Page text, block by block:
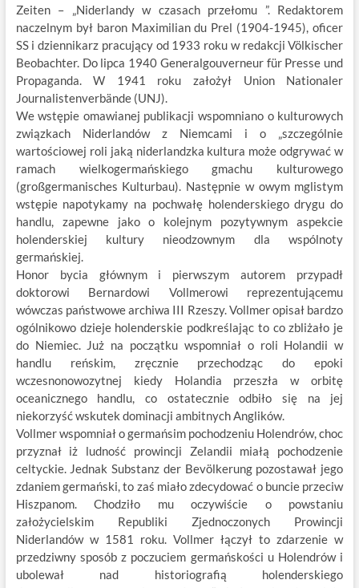
Zeiten – „Niderlandy w czasach przełomu ”. Redaktorem
naczelnym był baron Maximilian du Prel (1904-1945), oficer
SS i dziennikarz pracujący od 1933 roku w redakcji Völkischer
Beobachter. Do lipca 1940 Generalgouverneur für Presse und
Propaganda. W 1941 roku założył Union Nationaler
Journalistenverbände (UNJ).
We wstępie omawianej publikacji wspomniano o kulturowych
związkach Niderlandów z Niemcami i o „szczególnie
wartościowej roli jaką niderlandzka kultura może odgrywać w
ramach wielkogermańskiego gmachu kulturowego
(großgermanisches Kulturbau). Następnie w owym mglistym
wstępie napotykamy na pochwałę holenderskiego drygu do
handlu, zapewne jako o kolejnym pozytywnym aspekcie
holenderskiej kultury nieodzownym dla wspólnoty
germańskiej.
Honor bycia głównym i pierwszym autorem przypadł
doktorowi Bernardowi Vollmerowi reprezentującemu
wówczas państwowe archiwa III Rzeszy. Vollmer opisał bardzo
ogólnikowo dzieje holenderskie podkreślając to co zbliżało je
do Niemiec. Już na początku wspomniał o roli Holandii w
handlu reńskim, zręcznie przechodząc do epoki
wczesnonowozytnej kiedy Holandia przeszła w orbitę
oceanicznego handlu, co ostatecznie odbiło się na jej
niekorzyść wskutek dominacji ambitnych Anglików.
Vollmer wspomniał o germańsim pochodzeniu Holendrów, choc
przyznał iż ludność prowincji Zelandii miałą pochodzenie
celtyckie. Jednak Substanz der Bevölkerung pozostawał jego
zdaniem germański, to zaś miało zdecydować o buncie przeciw
Hiszpanom. Chodziło mu oczywiście o powstaniu
założycielskim Republiki Zjednoczonych Prowincji
Niderlandów w 1581 roku. Vollmer łączył to zdarzenie w
przedziwny sposób z poczuciem germańskości u Holendrów i
ubolewał nad historiografią holenderskiego